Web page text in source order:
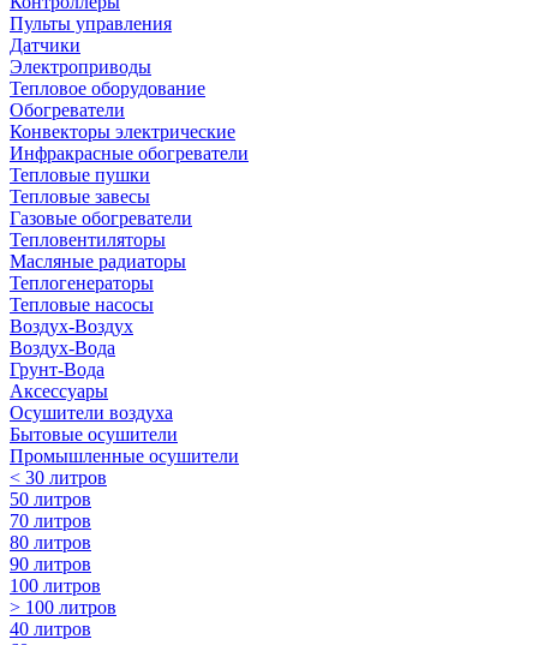
Пульты управления
Датчики
Электроприводы
Тепловое оборудование
Обогреватели
Конвекторы электрические
Инфракрасные обогреватели
Тепловые пушки
Тепловые завесы
Газовые обогреватели
Тепловентиляторы
Масляные радиаторы
Теплогенераторы
Тепловые насосы
Воздух-Воздух
Воздух-Вода
Грунт-Вода
Аксессуары
Осушители воздуха
Бытовые осушители
Промышленные осушители
< 30 литров
50 литров
70 литров
80 литров
90 литров
100 литров
> 100 литров
40 литров